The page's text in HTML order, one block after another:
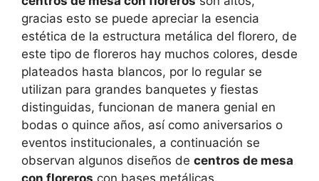
gracias esto se puede apreciar la esencia
estética de la estructura metálica del florero, de
este tipo de floreros hay muchos colores, desde
plateados hasta blancos, por lo regular se
utilizan para grandes banquetes y fiestas
distinguidas, funcionan de manera genial en
bodas o quince años, así como aniversarios o
eventos institucionales, a continuación se
observan algunos diseños de centros de mesa
con floreros con bases metálicas.